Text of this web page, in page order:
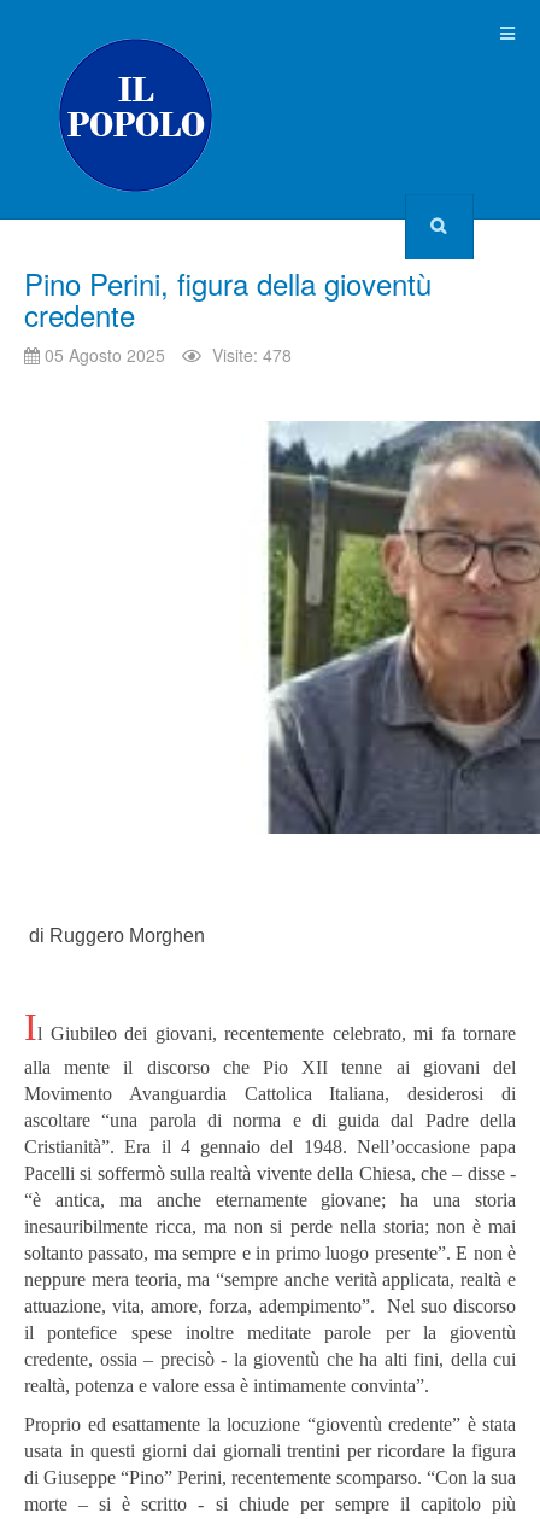
Pino Perini, figura della gioventù
credente
05 Agosto 2025 Visite: 478
di Ruggero Morghen
Il Giubileo dei giovani, recentemente celebrato, mi fa tornare
alla mente il discorso che Pio XII tenne ai giovani del
Movimento Avanguardia Cattolica Italiana, desiderosi di
ascoltare “una parola di norma e di guida dal Padre della
Cristianità”. Era il 4 gennaio del 1948. Nell’occasione papa
Pacelli si soffermò sulla realtà vivente della Chiesa, che – disse -
“è antica, ma anche eternamente giovane; ha una storia
inesauribilmente ricca, ma non si perde nella storia; non è mai
soltanto passato, ma sempre e in primo luogo presente”. E non è
neppure mera teoria, ma “sempre anche verità applicata, realtà e
attuazione, vita, amore, forza, adempimento”. Nel suo discorso
il pontefice spese inoltre meditate parole per la gioventù
credente, ossia – precisò - la gioventù che ha alti fini, della cui
realtà, potenza e valore essa è intimamente convinta”.
Proprio ed esattamente la locuzione “gioventù credente” è stata
usata in questi giorni dai giornali trentini per ricordare la figura
di Giuseppe “Pino” Perini, recentemente scomparso. “Con la sua
morte – si è scritto - si chiude per sempre il capitolo più